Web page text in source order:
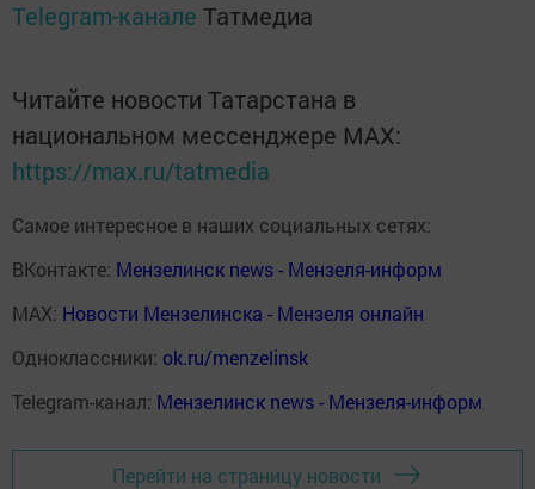
Telegram-канале Татмедиа
Читайте новости Татарстана в
национальном мессенджере MАХ:
https://max.ru/tatmedia
Самое интересное в наших социальных сетях:
ВКонтакте: Мензелинск news - Мензеля-информ
MAX: Новости Мензелинска - Мензеля онлайн
Одноклассники: ok.ru/menzelinsk
Telegram-канал: Мензелинск news - Мензеля-информ
Перейти на страницу новости